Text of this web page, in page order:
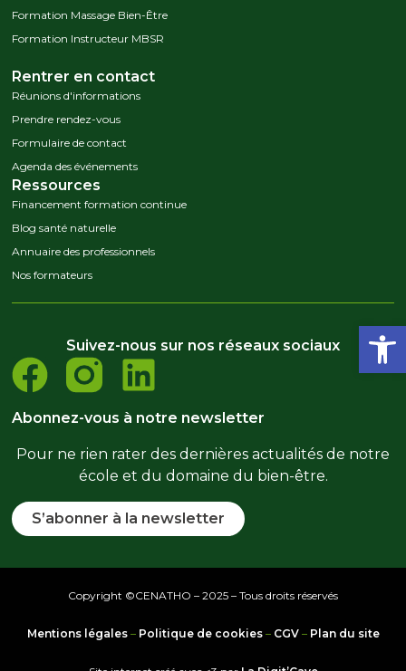
Ouvrir
Formation Massage Bien-Être
Formation Instructeur MBSR
Rentrer en contact
Réunions d'informations
Prendre rendez-vous
Formulaire de contact
Agenda des événements
Ressources
Financement formation continue
Blog santé naturelle
Annuaire des professionnels
Nos formateurs
Suivez-nous sur nos réseaux sociaux
Abonnez-vous à notre newsletter
Pour ne rien rater des dernières actualités de notre
école et du domaine du bien-être.
S’abonner à la newsletter
Copyright ©CENATHO – 2025 – Tous droits réservés
Mentions légales– Politique de cookies– CGV– Plan du site